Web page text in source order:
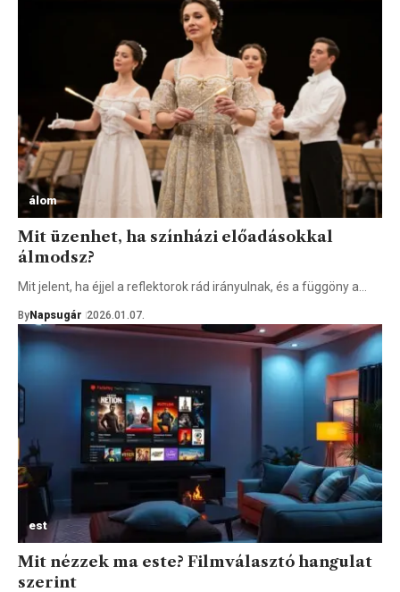
álom
Mit üzenhet, ha színházi előadásokkal
álmodsz?
Mit jelent, ha éjjel a reflektorok rád irányulnak, és a függöny a…
By Napsugár 2026.01.07.
est
Mit nézzek ma este? Filmválasztó hangulat
szerint